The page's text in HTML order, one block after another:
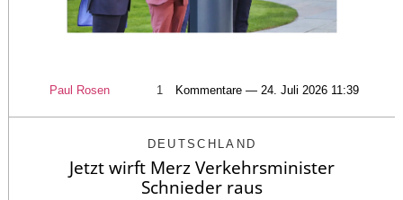
Paul Rosen 1 Kommentare — 24. Juli 2026 11:39
DEUTSCHLAND
Jetzt wirft Merz Verkehrsminister
Schnieder raus